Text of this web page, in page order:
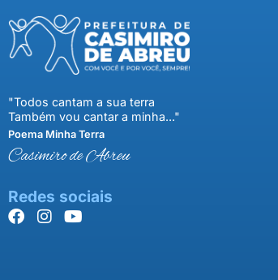
"Todos cantam a sua terra
Também vou cantar a minha..."
Poema Minha Terra
Casimiro de Abreu
Redes sociais